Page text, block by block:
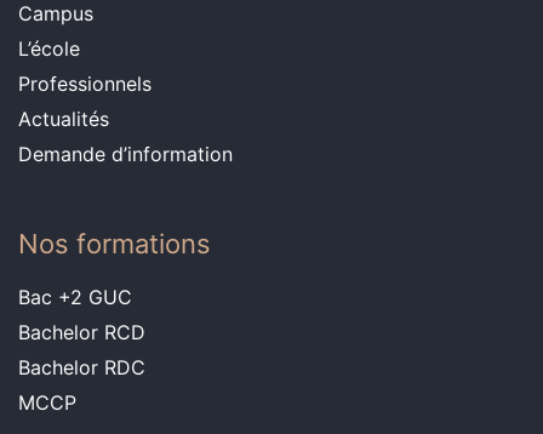
Campus
L’école
Professionnels
Actualités
Demande d’information
Nos formations
Bac +2 GUC
Bachelor RCD
Bachelor RDC
MCCP